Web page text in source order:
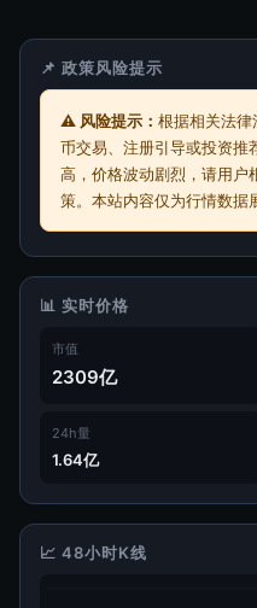
📌 政策风险提示
⚠️ 风险提示： 根据相关法
币交易、注册引导或投资推
高，价格波动剧烈，请用户
策。本站内容仅为行情数据
📊 实时价格
市值
2309亿
24h量
1.64亿
📈 48小时K线